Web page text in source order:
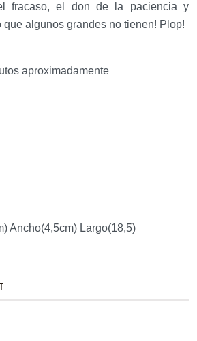
fracaso, el don de la paciencia y
que algunos grandes no tienen! Plop!
aproximadamente
Ancho(4,5cm) Largo(18,5)